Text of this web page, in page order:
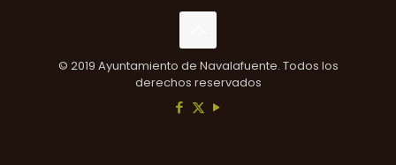
© 2019 Ayuntamiento de Navalafuente. Todos los
derechos reservados